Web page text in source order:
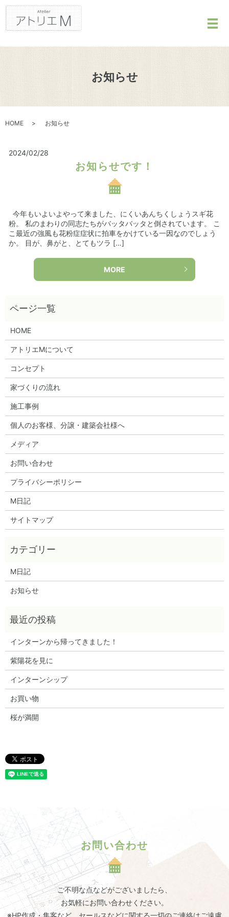
メ
お知らせ
HOME お知らせ
2024/02/28
お知らせです！
今年もいよいよやって来ました、にくいあんちくしょうスギ花
粉。 私のまわりの同志たちがバッタバッタと倒されています。 こ
こ最近の強風も花粉症症状に拍車をかけている一因なのでしょう
か。 目が、鼻がと、とてもツラ […]
MORE
HOME
アトリエMについて
コンセプト
家づくりの流れ
施工事例
個人のお客様、分譲・建築会社様へ
メディア
お問い合わせ
プライバシーポリシー
M日記
サイトマップ
M日記
お知らせ
インターンから帰ってきました！
紫陽花を見に
インターンシップ
お買い物
桜が満開
お問い合わせ
ご不明な点などがございましたら、
お気軽にお問い合わせください。
※HP作成・集客など、セールスなどに関する一切のご連絡はご遠慮